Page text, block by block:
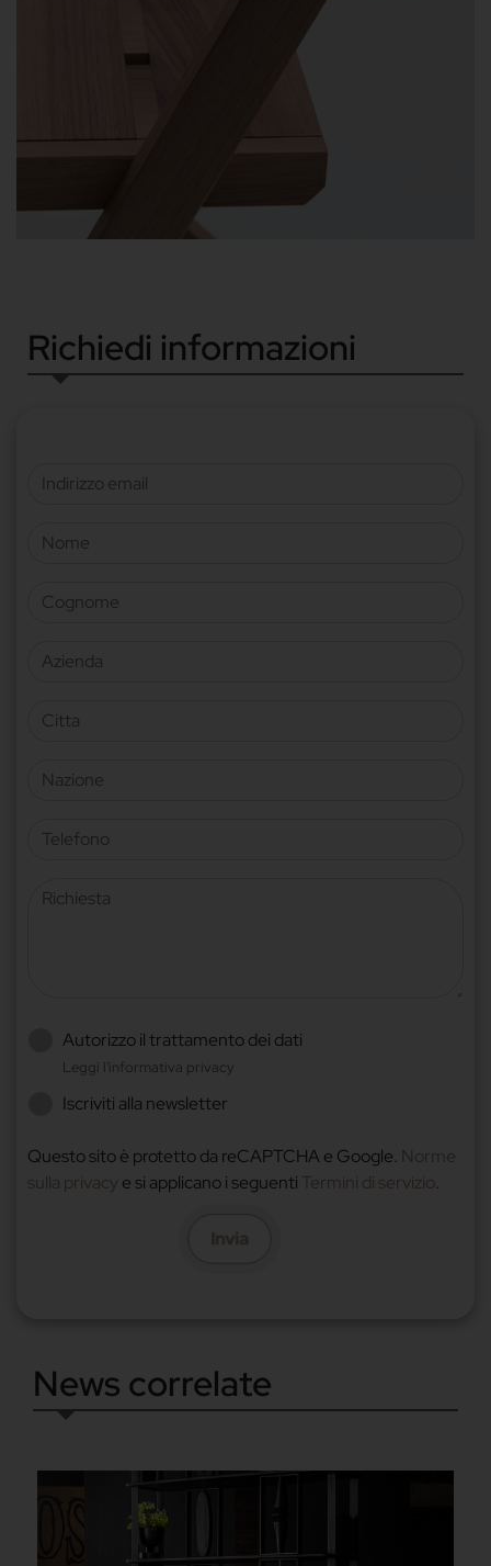
Richiedi informazioni
Indirizzo email
Nome
Cognome
Azienda
Citta
Nazione
Telefono
Richiesta
Autorizzo il trattamento dei dati
Leggi l'informativa privacy
Iscriviti alla newsletter
Questo sito è protetto da reCAPTCHA e Google. Norme
sulla privacy e si applicano i seguenti Termini di servizio.
Invia
News correlate